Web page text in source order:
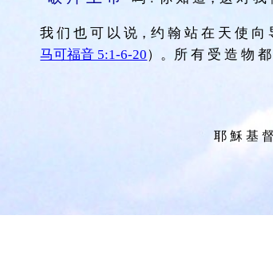
我 们 也 可 以 说，约 翰 站 在 天 使 向
马可福音 5:1-6-20）。所 有 受 造 物